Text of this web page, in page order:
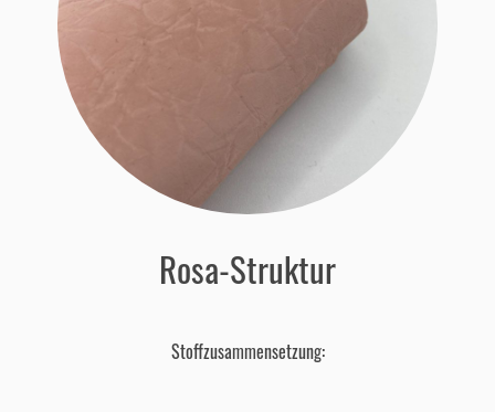
Rosa-Struktur
Stoffzusammensetzung: